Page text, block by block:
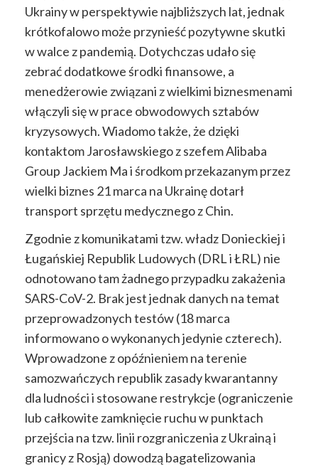
Ukrainy w perspektywie najbliższych lat, jednak
krótkofalowo może przynieść pozytywne skutki
w walce z pandemią. Dotychczas udało się
zebrać dodatkowe środki finansowe, a
menedżerowie związani z wielkimi biznesmenami
włączyli się w prace obwodowych sztabów
kryzysowych. Wiadomo także, że dzięki
kontaktom Jarosławskiego z szefem Alibaba
Group Jackiem Ma i środkom przekazanym przez
wielki biznes 21 marca na Ukrainę dotarł
transport sprzętu medycznego z Chin.
Zgodnie z komunikatami tzw. władz Donieckiej i
Ługańskiej Republik Ludowych (DRL i ŁRL) nie
odnotowano tam żadnego przypadku zakażenia
SARS-CoV-2. Brak jest jednak danych na temat
przeprowadzonych testów (18 marca
informowano o wykonanych jedynie czterech).
Wprowadzone z opóźnieniem na terenie
samozwańczych republik zasady kwarantanny
dla ludności i stosowane restrykcje (ograniczenie
lub całkowite zamknięcie ruchu w punktach
przejścia na tzw. linii rozgraniczenia z Ukrainą i
granicy z Rosją) dowodzą bagatelizowania